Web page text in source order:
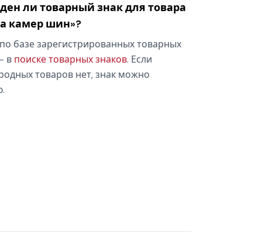
ли товарный знак для товара
камер шин»?
базе зарегистрированных товарных
в поиске товарных знаков. Если
товаров нет, знак можно